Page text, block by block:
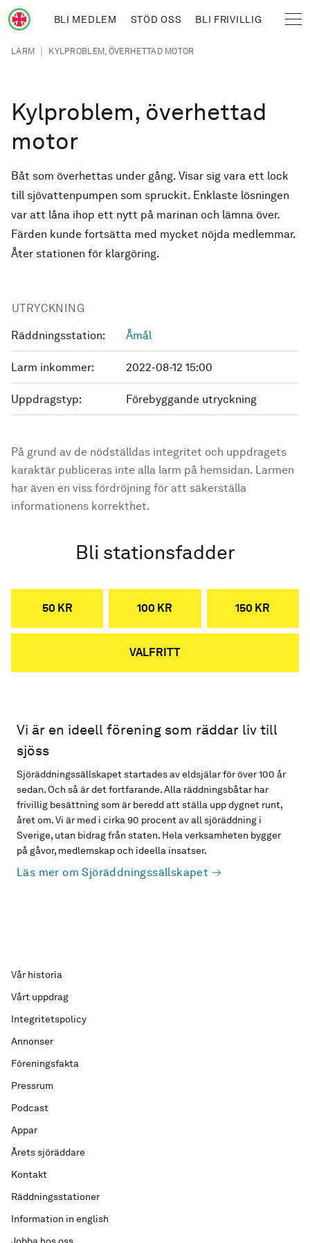
Hoppa till huvudinnehåll
BLI MEDLEM STÖD OSS BLI FRIVILLIG
Länkstig
LARM | KYLPROBLEM, ÖVERHETTAD MOTOR
Kylproblem, överhettad
motor
Båt som överhettas under gång. Visar sig vara ett lock
till sjövattenpumpen som spruckit. Enklaste lösningen
var att låna ihop ett nytt på marinan och lämna över.
Färden kunde fortsätta med mycket nöjda medlemmar.
Åter stationen för klargöring.
UTRYCKNING
Räddningsstation: Åmål
Larm inkommer: 2022-08-12 15:00
Uppdragstyp: Förebyggande utryckning
På grund av de nödställdas integritet och uppdragets
karaktär publiceras inte alla larm på hemsidan. Larmen
har även en viss fördröjning för att säkerställa
informationens korrekthet.
Bli stationsfadder
50 KR 100 KR 150 KR
VALFRITT
Vi är en ideell förening som räddar liv till
sjöss
Sjöräddningssällskapet startades av eldsjälar för över 100 år
sedan. Och så är det fortfarande. Alla räddningsbåtar har
frivillig besättning som är beredd att ställa upp dygnet runt,
året om. Vi är med i cirka 90 procent av all sjöräddning i
Sverige, utan bidrag från staten. Hela verksamheten bygger
på gåvor, medlemskap och ideella insatser.
Läs mer om Sjöräddningssällskapet
Vår historia
Vårt uppdrag
Integritetspolicy
Annonser
Föreningsfakta
Pressrum
Podcast
Appar
Årets sjöräddare
Kontakt
Räddningsstationer
Information in english